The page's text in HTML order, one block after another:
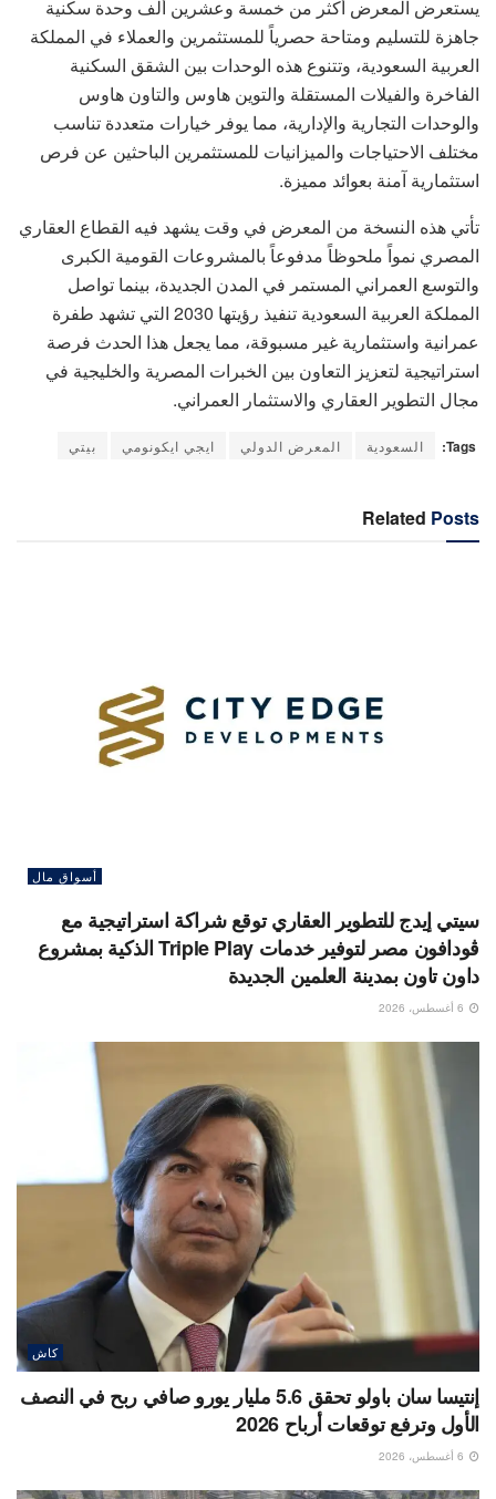
يستعرض المعرض أكثر من خمسة وعشرين ألف وحدة سكنية
جاهزة للتسليم ومتاحة حصرياً للمستثمرين والعملاء في المملكة
العربية السعودية، وتتنوع هذه الوحدات بين الشقق السكنية
الفاخرة والفيلات المستقلة والتوين هاوس والتاون هاوس
والوحدات التجارية والإدارية، مما يوفر خيارات متعددة تناسب
مختلف الاحتياجات والميزانيات للمستثمرين الباحثين عن فرص
استثمارية آمنة بعوائد مميزة.
تأتي هذه النسخة من المعرض في وقت يشهد فيه القطاع العقاري
المصري نمواً ملحوظاً مدفوعاً بالمشروعات القومية الكبرى
والتوسع العمراني المستمر في المدن الجديدة، بينما تواصل
المملكة العربية السعودية تنفيذ رؤيتها 2030 التي تشهد طفرة
عمرانية واستثمارية غير مسبوقة، مما يجعل هذا الحدث فرصة
استراتيجية لتعزيز التعاون بين الخبرات المصرية والخليجية في
مجال التطوير العقاري والاستثمار العمراني.
Tags: السعودية المعرض الدولي ايجي ايكونومي بيتي
Related Posts
أسواق مال
سيتي إيدج للتطوير العقاري توقع شراكة استراتيجية مع
ڤودافون مصر لتوفير خدمات Triple Play الذكية بمشروع
داون تاون بمدينة العلمين الجديدة
كاش
إنتيسا سان باولو تحقق 5.6 مليار يورو صافي ربح في النصف
الأول وترفع توقعات أرباح 2026